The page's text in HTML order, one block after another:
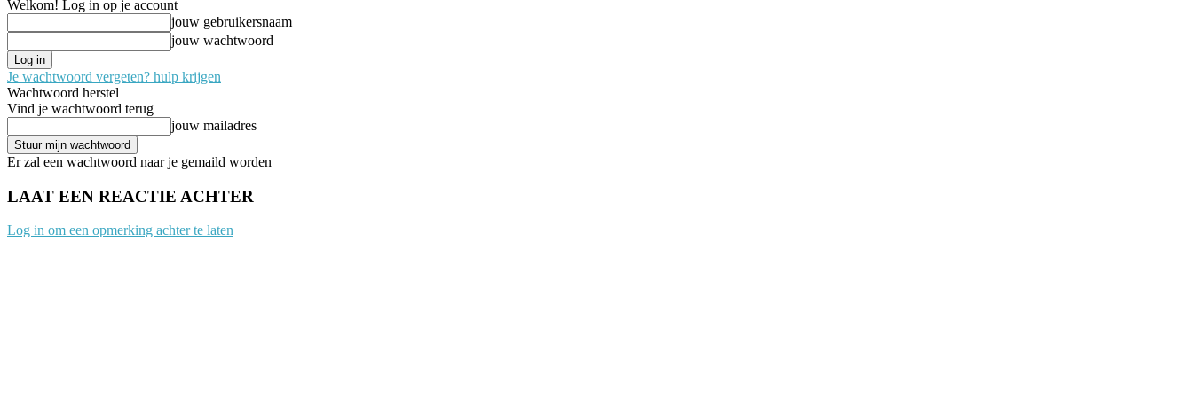
Welkom! Log in op je account
jouw gebruikersnaam
jouw wachtwoord
Je wachtwoord vergeten? hulp krijgen
Wachtwoord herstel
Vind je wachtwoord terug
jouw mailadres
Er zal een wachtwoord naar je gemaild worden
LAAT EEN REACTIE ACHTER
Log in om een opmerking achter te laten